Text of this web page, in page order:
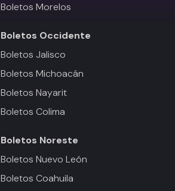
Boletos Morelos
Boletos Occidente
Boletos Jalisco
Boletos Michoacán
Boletos Nayarit
Boletos Colima
Boletos Noreste
Boletos Nuevo León
Boletos Coahuila